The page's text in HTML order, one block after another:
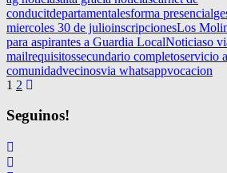
conducitdepartamentalesforma presencial
miercoles 30 de julioinscripcionesLos
para aspirantes a Guardia LocalNoticiaso
mailrequisitossecundario completoservicio
comunidadvecinosvia whatsappvocacion
Navegación
de
entradas
1 2
Seguinos!